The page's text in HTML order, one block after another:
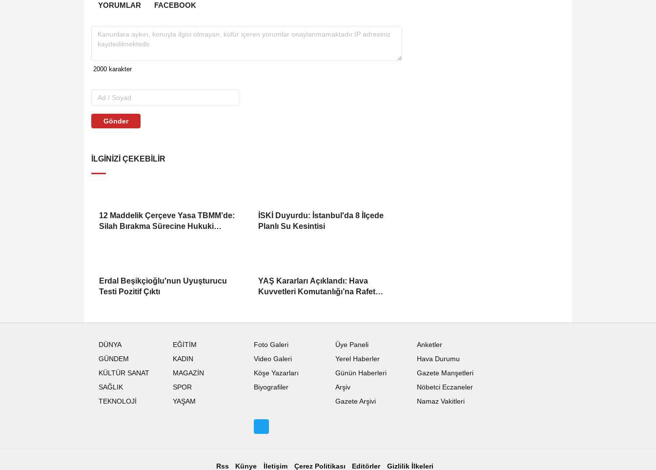
YORUMLAR FACEBOOK
Gönder
İLGINIZI ÇEKEBILIR
12 Maddelik Çerçeve Yasa TBMM’de:
Silah Bırakma Sürecine Hukuki
İSKİ Duyurdu: İstanbul'da 8 İlçede
Planlı Su Kesintisi
Erdal Beşikçioğlu'nun Uyuşturucu
Testi Pozitif Çıktı
YAŞ Kararları Açıklandı: Hava
Kuvvetleri Komutanlığı’na Rafet
DÜNYA
EĞİTİM
GÜNDEM
KADIN
KÜLTÜR SANAT
MAGAZİN
SAĞLIK
SPOR
TEKNOLOJİ
YAŞAM
Foto Galeri
Video Galeri
Köşe Yazarları
Biyografiler
Üye Paneli
Yerel Haberler
Günün Haberleri
Arşiv
Gazete Arşivi
Anketler
Hava Durumu
Gazete Manşetleri
Nöbetci Eczaneler
Namaz Vakitleri
Rss Künye İletişim Çerez Politikası Editörler Gizlilik İlkeleri